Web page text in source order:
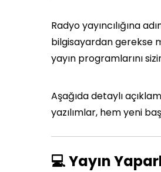
Radyo yayıncılığına
bilgisayardan gerekse
yayın programlarını
Aşağıda detaylı
yazılımlar, hem yeni
💻 Yayın